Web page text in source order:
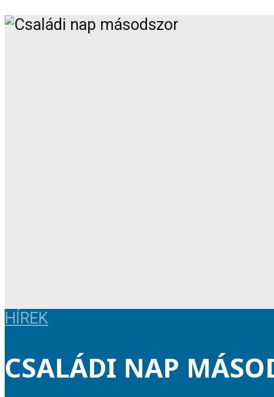
HÍREK
CSALÁDI NAP